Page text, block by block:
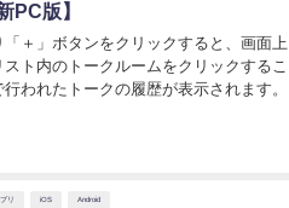
PC版】
＋」ボタンをクリックすると、画面
ト内のトークルームをクリックする
われたトークの履歴が表示されます。
リ iOS Android